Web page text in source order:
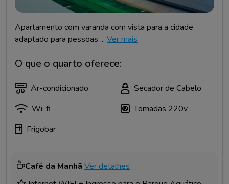
Apartamento com varanda com vista para a cidade
adaptado para pessoas ... Ver mais
O que o quarto oferece:
Ar-condicionado
Secador de Cabelo
Wi-fi
Tomadas 220v
Frigobar
Café da Manhã Ver detalhes